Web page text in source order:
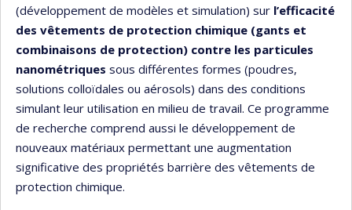
(développement de modèles et simulation) sur l’efficacité
des vêtements de protection chimique (gants et
combinaisons de protection) contre les particules
nanométriques sous différentes formes (poudres,
solutions colloïdales ou aérosols) dans des conditions
simulant leur utilisation en milieu de travail. Ce programme
de recherche comprend aussi le développement de
nouveaux matériaux permettant une augmentation
significative des propriétés barrière des vêtements de
protection chimique.